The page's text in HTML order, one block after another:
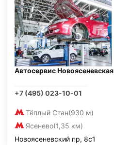
Автосервис Новоясеневская
+7 (495) 023-10-01
Тёплый Стан(930 м)
Ясенево(1,35 км)
Новоясеневский пр, 8с1